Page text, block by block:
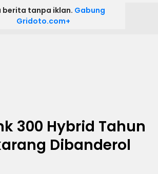
berita tanpa iklan. Gabung
Gridoto.com+
300 Hybrid Tahun
Dibanderol